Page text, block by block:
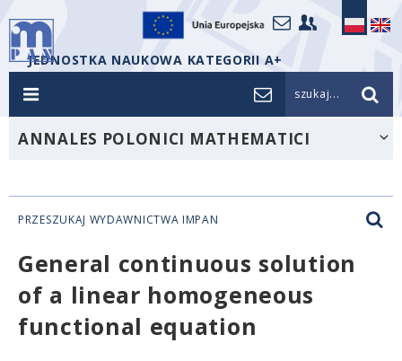
JEDNOSTKA NAUKOWA KATEGORII A+
szukaj...
ANNALES POLONICI MATHEMATICI
PRZESZUKAJ WYDAWNICTWA IMPAN
General continuous solution
of a linear homogeneous
functional equation